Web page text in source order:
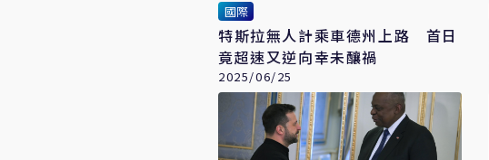
國際
特斯拉無人計乘車德州上路 首日
竟超速又逆向幸未釀禍
2025/06/25